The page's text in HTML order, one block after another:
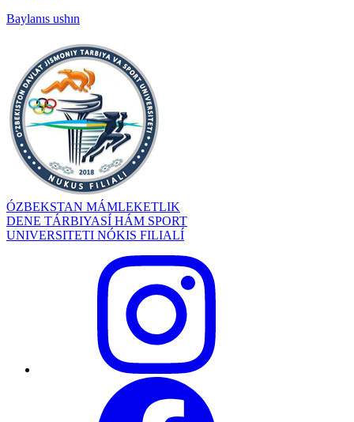
Baylanıs ushın
ÓZBEKSTAN MÁMLEKETLIK
DENE TÁRBIYASÍ HÁM SPORT
UNIVERSITETI NÓKIS FILIALÍ